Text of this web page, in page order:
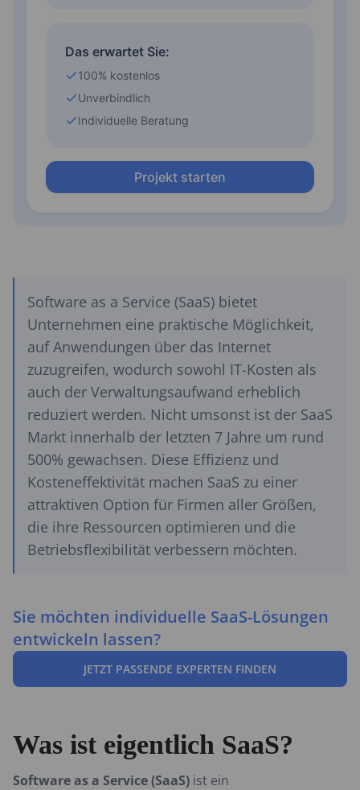
Software as a Service (SaaS) bietet
Unternehmen eine praktische Möglichkeit,
auf Anwendungen über das Internet
zuzugreifen, wodurch sowohl IT-Kosten als
auch der Verwaltungsaufwand erheblich
reduziert werden. Nicht umsonst ist der SaaS
Markt innerhalb der letzten 7 Jahre um rund
500% gewachsen. Diese Effizienz und
Kosteneffektivität machen SaaS zu einer
attraktiven Option für Firmen aller Größen,
die ihre Ressourcen optimieren und die
Betriebsflexibilität verbessern möchten.
Sie möchten individuelle SaaS-Lösungen
entwickeln lassen?
JETZT PASSENDE EXPERTEN FINDEN
Was ist eigentlich SaaS?
Software as a Service (SaaS) ist ein